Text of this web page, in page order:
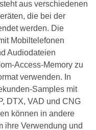
aus verschiedenen
die bei der
werden. Die
Mobiltelefonen
Audiodateien
Access-Memory zu
verwenden. In
Samples mit
DTX, VAD und CNG
können in andere
ihre Verwendung und